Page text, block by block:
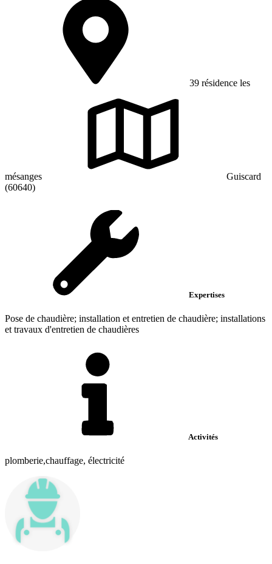
39 résidence les
mésanges
Guiscard
(60640)
Expertises
Pose de chaudière; installation et entretien de chaudière; installations
et travaux d'entretien de chaudières
Activités
plomberie,chauffage, électricité